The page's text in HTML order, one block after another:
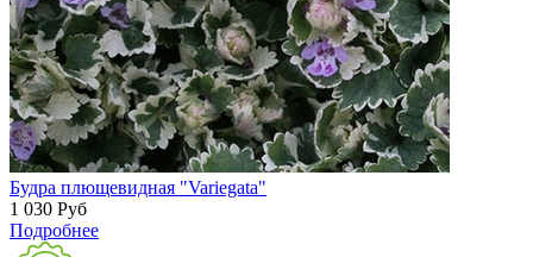
Будра плющевидная "Variegata"
1 030 Руб
Подробнее